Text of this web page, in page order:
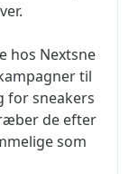
hos Nextsne
til
for sneakers
de efter
som